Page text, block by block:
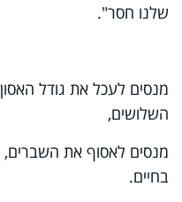
שלנו חסר".
מנסים לעכל את גודל
השלושים,
מנסים לאסוף את השברים,
בחיים.